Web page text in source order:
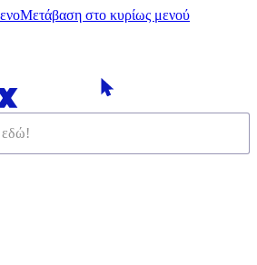
Μετάβαση στο κυρίως μενού